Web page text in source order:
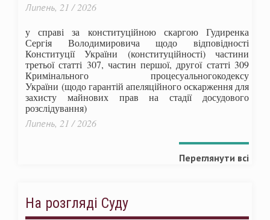
Липень, 21 / 2026
у справі за конституційною скаргою Гудиренка
Сергія Володимировича щодо відповідності
Конституції України (конституційності) частини
третьої статті 307, частин першої, другої статті 309
Кримінального процесуальногокодексу
України (щодо гарантій апеляційного оскарження для
захисту майнових прав на стадії досудового
розслідування)
Липень, 21 / 2026
Переглянути всі
На розгляді Суду